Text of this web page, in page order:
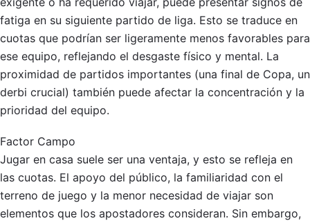
fatiga en su siguiente partido de liga. Esto se traduce en
cuotas que podrían ser ligeramente menos favorables para
ese equipo, reflejando el desgaste físico y mental. La
proximidad de partidos importantes (una final de Copa, un
derbi crucial) también puede afectar la concentración y la
prioridad del equipo.
Factor Campo
Jugar en casa suele ser una ventaja, y esto se refleja en
las cuotas. El apoyo del público, la familiaridad con el
terreno de juego y la menor necesidad de viajar son
elementos que los apostadores consideran. Sin embargo,